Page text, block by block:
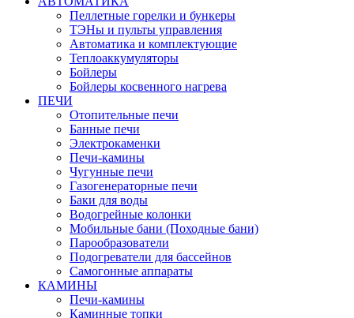
Пеллетные горелки и бункеры
ТЭНы и пульты управления
Автоматика и комплектующие
Теплоаккумуляторы
Бойлеры
Бойлеры косвенного нагрева
ПЕЧИ
Отопительные печи
Банные печи
Электрокаменки
Печи-камины
Чугунные печи
Газогенераторные печи
Баки для воды
Водогрейные колонки
Мобильные бани (Походные бани)
Парообразователи
Подогреватели для бассейнов
Самогонные аппараты
КАМИНЫ
Печи-камины
Каминные топки